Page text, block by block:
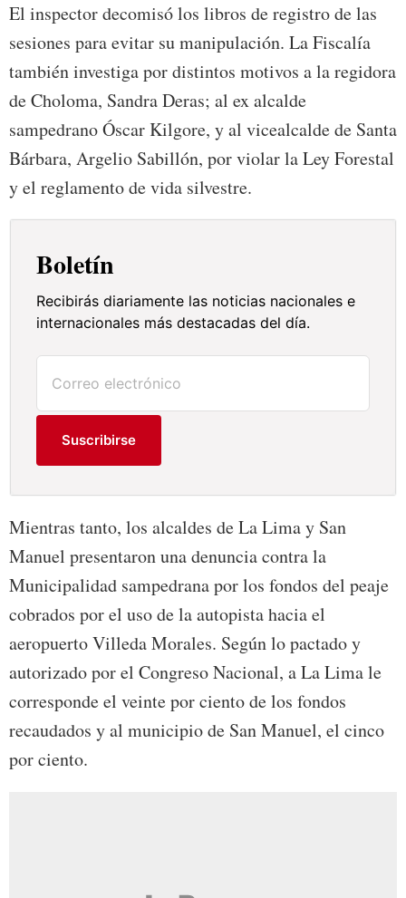
El inspector decomisó los libros de registro de las
sesiones para evitar su manipulación. La Fiscalía
también investiga por distintos motivos a la regidora
de Choloma, Sandra Deras; al ex alcalde
sampedrano Óscar Kilgore, y al vicealcalde de Santa
Bárbara, Argelio Sabillón, por violar la Ley Forestal
y el reglamento de vida silvestre.
Boletín
Recibirás diariamente las noticias nacionales e
internacionales más destacadas del día.
Suscribirse
Mientras tanto, los alcaldes de La Lima y San
Manuel presentaron una denuncia contra la
Municipalidad sampedrana por los fondos del peaje
cobrados por el uso de la autopista hacia el
aeropuerto Villeda Morales. Según lo pactado y
autorizado por el Congreso Nacional, a La Lima le
corresponde el veinte por ciento de los fondos
recaudados y al municipio de San Manuel, el cinco
por ciento.